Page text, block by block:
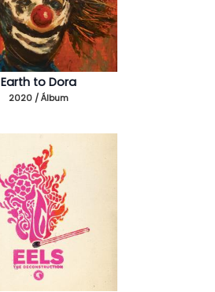
Earth to Dora
2020 / Álbum